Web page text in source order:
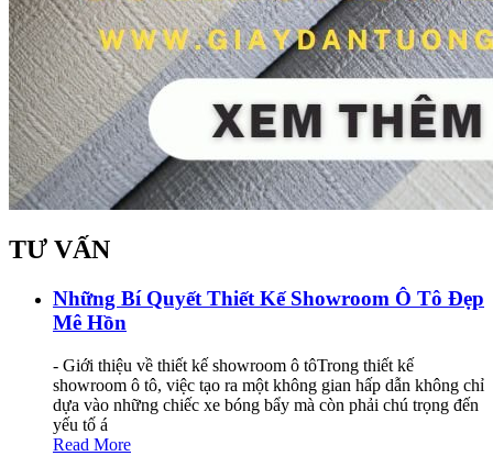
TƯ VẤN
Những Bí Quyết Thiết Kế Showroom Ô Tô Đẹp
Mê Hồn
- Giới thiệu về thiết kế showroom ô tôTrong thiết kế
showroom ô tô, việc tạo ra một không gian hấp dẫn không chỉ
dựa vào những chiếc xe bóng bẩy mà còn phải chú trọng đến
yếu tố á
Read More